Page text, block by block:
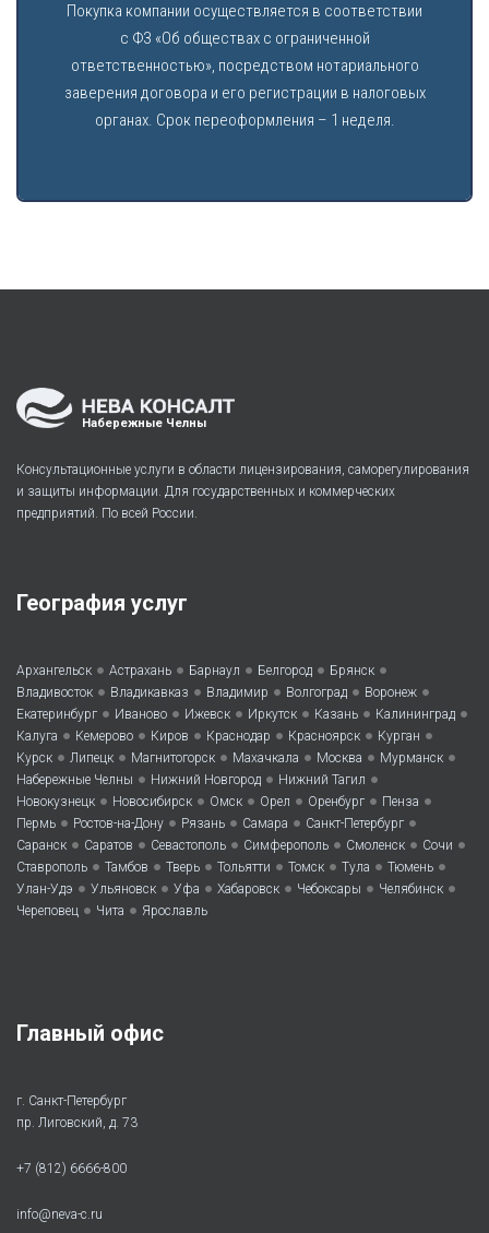
Покупка компании осуществляется в соответствии
с ФЗ «Об обществах с ограниченной
ответственностью», посредством нотариального
заверения договора и его регистрации в налоговых
органах. Срок переоформления – 1 неделя.
Набережные Челны
Консультационные услуги в области лицензирования, саморегулирования
и защиты информации. Для государственных и коммерческих
предприятий. По всей России.
География услуг
Архангельск • Астрахань • Барнаул • Белгород • Брянск •
Владивосток • Владикавказ • Владимир • Волгоград • Воронеж •
Екатеринбург • Иваново • Ижевск • Иркутск • Казань • Калининград •
Калуга • Кемерово • Киров • Краснодар • Красноярск • Курган •
Курск • Липецк • Магнитогорск • Махачкала • Москва • Мурманск •
Набережные Челны • Нижний Новгород • Нижний Тагил •
Новокузнецк • Новосибирск • Омск • Орел • Оренбург • Пенза •
Пермь • Ростов-на-Дону • Рязань • Самара • Санкт-Петербург •
Саранск • Саратов • Севастополь • Симферополь • Смоленск • Сочи •
Ставрополь • Тамбов • Тверь • Тольятти • Томск • Тула • Тюмень •
Улан-Удэ • Ульяновск • Уфа • Хабаровск • Чебоксары • Челябинск •
Череповец • Чита • Ярославль
Главный офис
г. Санкт-Петербург
пр. Лиговский, д. 73
+7 (812) 6666-800
info@neva-c.ru